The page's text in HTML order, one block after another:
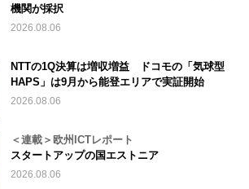
機関が採択
2026.08.06
NTTの1Q決算は増収増益 ドコモの「気球型
HAPS」は9月から能登エリアで実証開始
2026.08.06
＜連載＞欧州ICTレポート
スタートアップの国エストニア
2026.08.06